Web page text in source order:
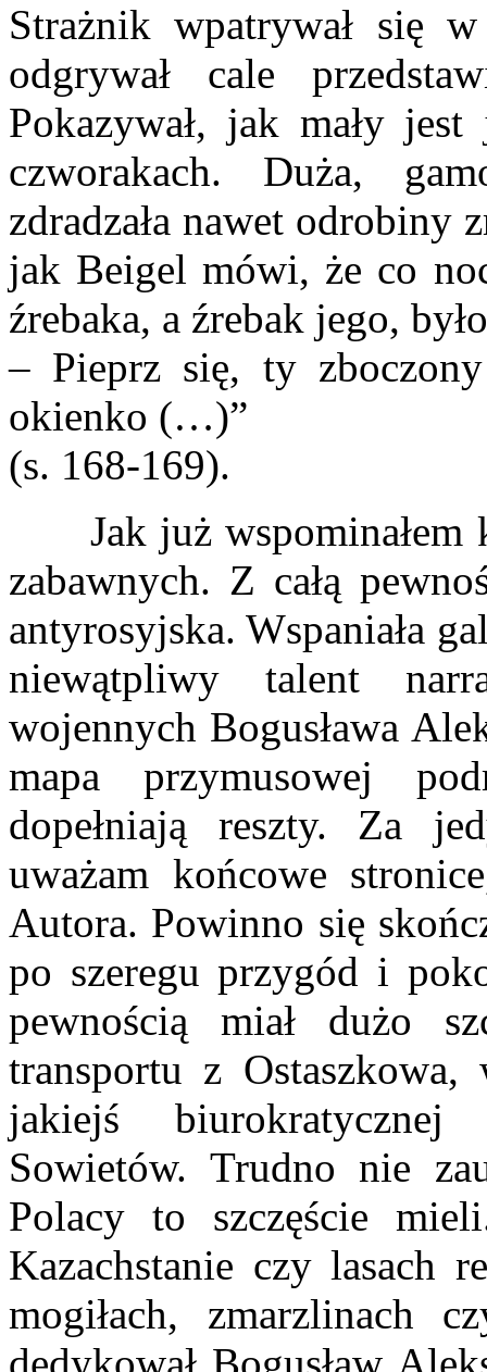
Strażnik wpatrywał się
odgrywał cale
Pokazywał, jak mały
czworakach. Duża,
zdradzała nawet odrobiny
jak Beigel mówi, że co
źrebaka, a źrebak jego,
– Pieprz się, ty
okienko (…)”
(s. 168-169).
Jak już wspominałem
zabawnych. Z całą
antyrosyjska. Wspaniała
niewątpliwy talent
wojennych Bogusława
mapa przymusowej
dopełniają reszty. Za
uważam końcowe
Autora. Powinno się
po szeregu przygód i
pewnością miał dużo
transportu z
jakiejś
Sowietów. Trudno nie
Polacy to szczęście
Kazachstanie czy lasach
mogiłach, zmarzlinach